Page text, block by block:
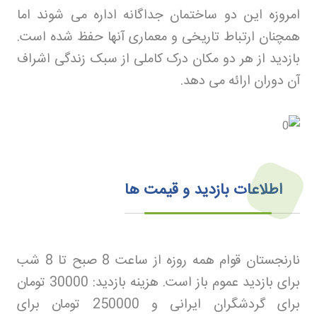
امروزه این دو ساختمان جداگانه اداره می شوند اما
همچنان ارتباط تاریخی و معماری آنها حفظ شده است.
بازدید از هر دو مکان درک کاملی از سبک زندگی اشراف
آن دوران ارائه می دهد.
اطلاعات بازدید و قیمت ها
نارنجستان قوام همه روزه از ساعت 8 صبح تا 8 شب
برای بازدید عموم باز است. هزینه بازدید: 30000 تومان
برای گردشگران ایرانی و 250000 تومان برای